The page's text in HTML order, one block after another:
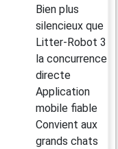
Bien plus
silencieux que
Litter-Robot 3
la concurrence
directe
Application
mobile fiable
Convient aux
grands chats